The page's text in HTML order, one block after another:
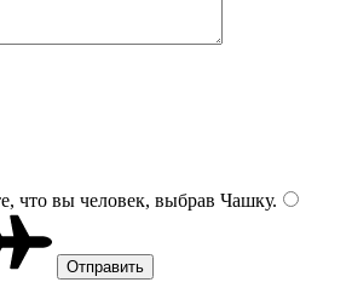
что вы человек, выбрав Чашку.